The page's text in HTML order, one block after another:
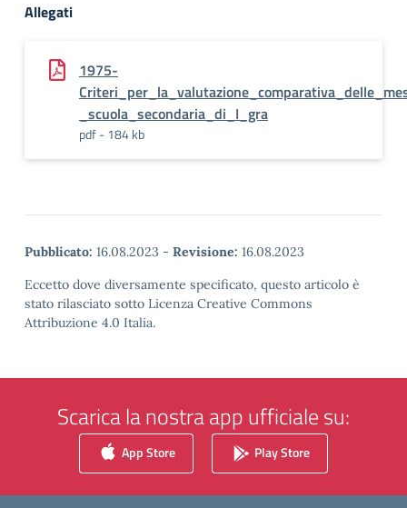
Allegati
1975-
_scuola_secondaria_di_I_gra
pdf - 184 kb
Pubblicato: 16.08.2023 - Revisione: 16.08.2023
Eccetto dove diversamente specificato, questo articolo è
stato rilasciato sotto Licenza Creative Commons
Attribuzione 4.0 Italia.
Scarica la nostra app ufficiale su:
App Store Play Store